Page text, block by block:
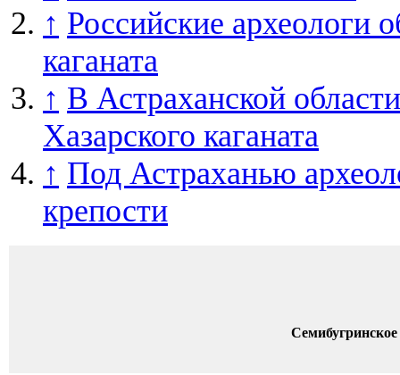
↑ Российские археологи
каганата
↑ В Астраханской
Хазарского каганата
↑ Под Астраханью
крепости